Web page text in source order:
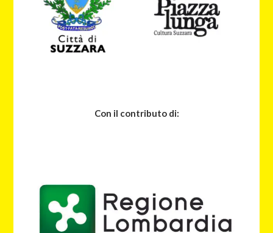
Con il contributo di: